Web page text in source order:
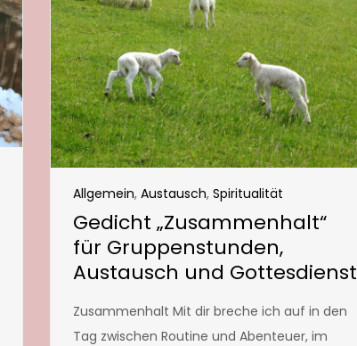
Allgemein, Austausch, Spiritualität
Gedicht „Zusammenhalt“
für Gruppenstunden,
Austausch und Gottesdienst
Zusammenhalt Mit dir breche ich auf in den
Tag zwischen Routine und Abenteuer, im